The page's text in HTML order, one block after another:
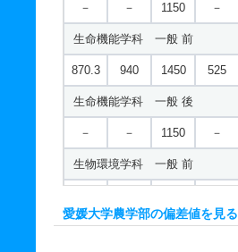
－ － 1150 －
生命機能学科 一般 前
870.3 940 1450 525
生命機能学科 一般 後
－ － 1150 －
生物環境学科 一般 前
生物環境学科 一般 後
愛媛大学農学部の偏差値を見る